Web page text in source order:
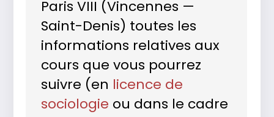
Paris VIII (Vincennes —
Saint-Denis) toutes les
informations relatives aux
cours que vous pourrez
suivre (en licence de
sociologie ou dans le cadre